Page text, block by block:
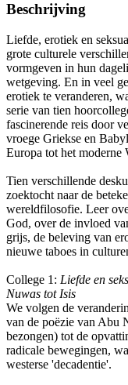
Beschrijving
Liefde, erotiek en
grote culturele
vormgeven in hun
wetgeving. En in veel
erotiek te veranderen,
serie van tien
fascinerende reis door
vroege Griekse en
Europa tot het moderne
Tien verschillende
zoektocht naar de
wereldfilosofie. Leer
God, over de invloed
grijs, de beleving van
nieuwe taboes in
College 1: Liefde en
Nuwas tot Isis
We volgen de
van de poëzie van Abu
bezongen) tot de
radicale bewegingen,
westerse 'decadentie'.